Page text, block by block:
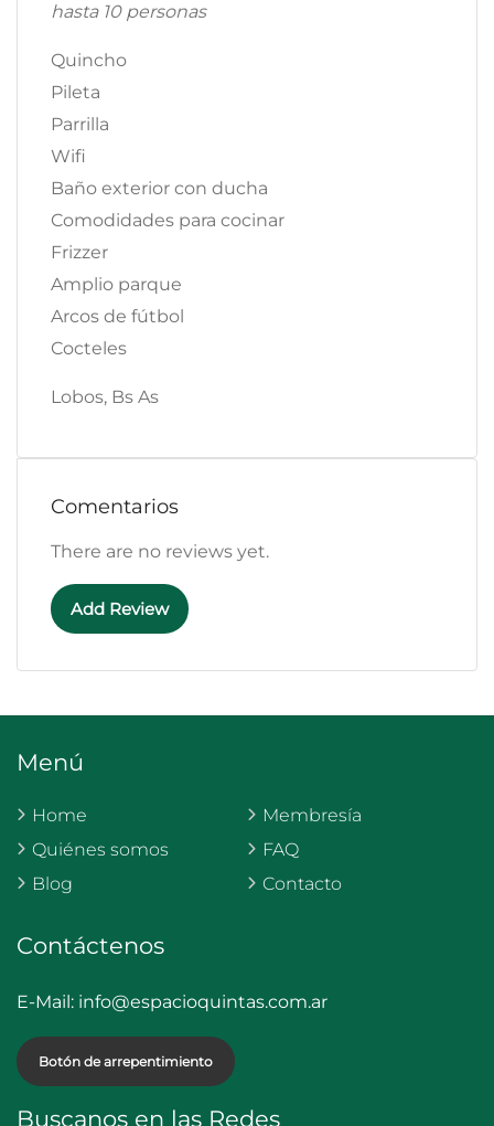
hasta 10 personas
Quincho
Pileta
Parrilla
Wifi
Baño exterior con ducha
Comodidades para cocinar
Frizzer
Amplio parque
Arcos de fútbol
Cocteles
Lobos, Bs As
Comentarios
There are no reviews yet.
Add Review
Menú
Home
Quiénes somos
Blog
Membresía
FAQ
Contacto
Contáctenos
E-Mail: info@espacioquintas.com.ar
Botón de arrepentimiento
Buscanos en las Redes